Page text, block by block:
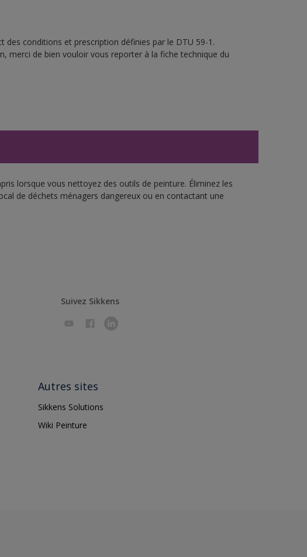
conditions et prescription définies par le DTU 59-1.
merci de bien vouloir vous reporter à la fiche technique du
lorsque vous nettoyez des outils de peinture. Éliminez les
de déchets ménagers dangereux ou en contactant une
Suivez Sikkens
Autres sites
Sikkens Solutions
Wiki Peinture